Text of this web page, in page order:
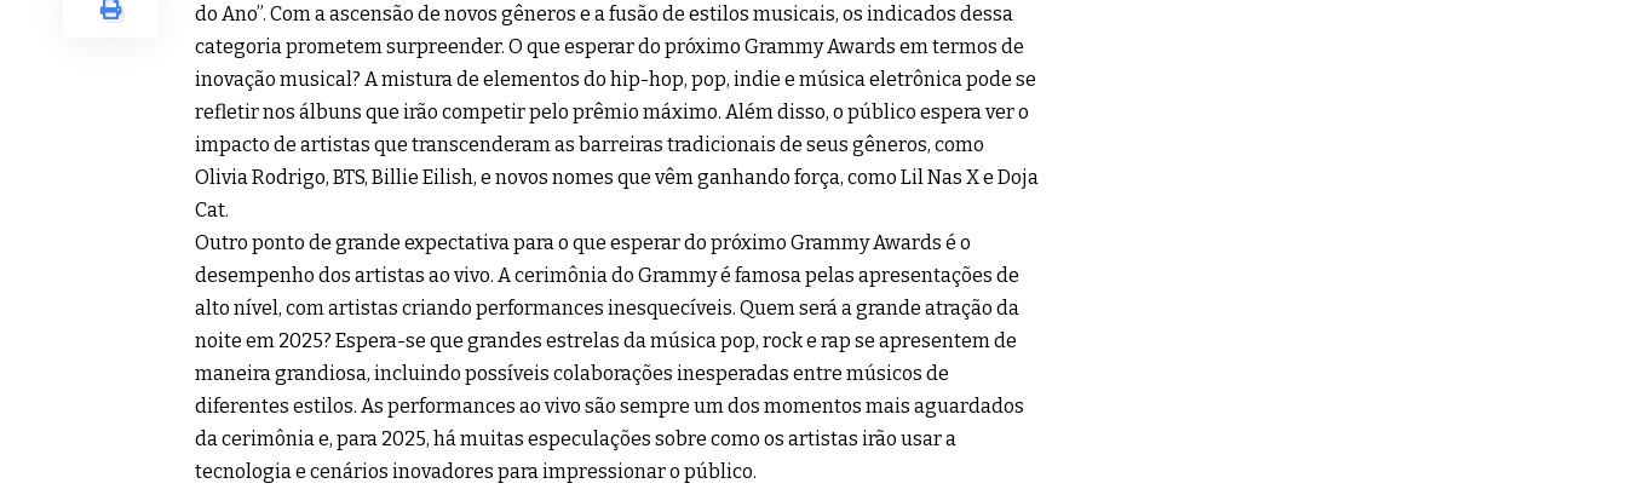
do Ano”. Com a ascensão de novos gêneros e a fusão de estilos musicais, os indicados dessa
categoria prometem surpreender. O que esperar do próximo Grammy Awards em termos de
inovação musical? A mistura de elementos do hip-hop, pop, indie e música eletrônica pode se
refletir nos álbuns que irão competir pelo prêmio máximo. Além disso, o público espera ver o
impacto de artistas que transcenderam as barreiras tradicionais de seus gêneros, como
Olivia Rodrigo, BTS, Billie Eilish, e novos nomes que vêm ganhando força, como Lil Nas X e Doja
Cat.
Outro ponto de grande expectativa para o que esperar do próximo Grammy Awards é o
desempenho dos artistas ao vivo. A cerimônia do Grammy é famosa pelas apresentações de
alto nível, com artistas criando performances inesquecíveis. Quem será a grande atração da
noite em 2025? Espera-se que grandes estrelas da música pop, rock e rap se apresentem de
maneira grandiosa, incluindo possíveis colaborações inesperadas entre músicos de
diferentes estilos. As performances ao vivo são sempre um dos momentos mais aguardados
da cerimônia e, para 2025, há muitas especulações sobre como os artistas irão usar a
tecnologia e cenários inovadores para impressionar o público.